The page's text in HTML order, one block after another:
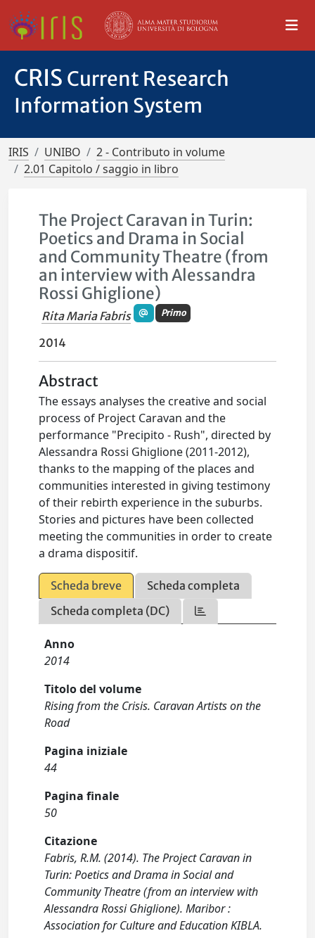
CRIS Current Research
Information System
IRIS UNIBO
2 - Contributo in volume
2.01 Capitolo / saggio in libro
The Project Caravan in Turin:
Poetics and Drama in Social
and Community Theatre (from
an interview with Alessandra
Rossi Ghiglione)
Rita Maria Fabris Primo
2014
Abstract
The essays analyses the creative and social
process of Project Caravan and the
performance "Precipito - Rush", directed by
Alessandra Rossi Ghiglione (2011-2012),
thanks to the mapping of the places and
communities interested in giving testimony
of their rebirth experience in the suburbs.
Stories and pictures have been collected
meeting the communities in order to create
a drama dispositif.
Scheda breve
Scheda completa
Scheda completa (DC)
Anno
2014
Titolo del volume
Rising from the Crisis. Caravan Artists on the
Road
Pagina iniziale
44
Pagina finale
50
Citazione
Fabris, R.M. (2014). The Project Caravan in
Turin: Poetics and Drama in Social and
Community Theatre (from an interview with
Alessandra Rossi Ghiglione). Maribor :
Association for Culture and Education KIBLA.